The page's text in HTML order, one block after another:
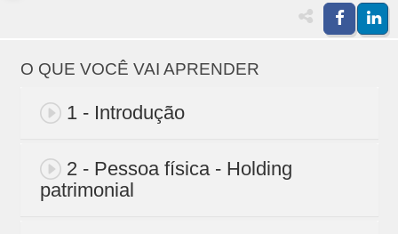
O QUE VOCÊ VAI APRENDER
1 - Introdução
2 - Pessoa física - Holding
patrimonial